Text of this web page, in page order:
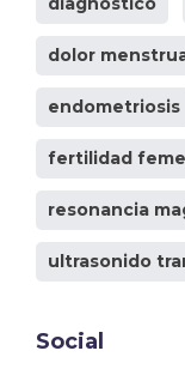
dolor
endometriosis
fertilidad
resonancia
ultrasonido
Social